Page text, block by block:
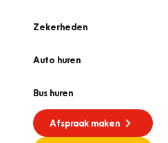
Zekerheden
Auto huren
Bus huren
Afspraak maken